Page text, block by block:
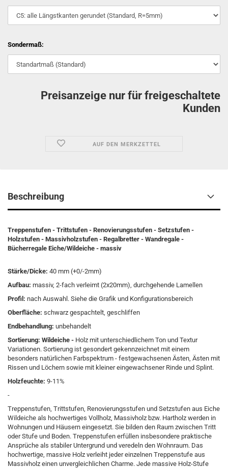
Sondermaß:
Preisanzeige nur für freigeschaltete
Kunden
AUF DEN MERKZETTEL
Beschreibung
Treppenstufen - Trittstufen - Renovierungsstufen - Setzstufen -
Holzstufen - Massivholzstufen - Regalbretter - Wandregale -
Bücherregale Eiche/Wildeiche - massiv
Stärke/Dicke: 40 mm (+0/-2mm)
Aufbau: massiv, 2-fach verleimt (2x20mm), durchgehende Lamellen
Profil: nach Auswahl. Siehe die Grafik und Konfigurationsbereich
Oberfläche: schwarz gespachtelt, geschliffen
Endbehandlung: unbehandelt
Sortierung: Wildeiche - Holz mit unterschiedlichem Ton und Textur
Variationen. Sortierung ist gesondert gekennzeichnet mit einem
besonders natürlichen Farbspektrum - festgewachsenen Ästen, Ästen mit
Rissen und Löchern sowie mit kleiner eingewachsener Rinde und Splint.
Holzfeuchte: 9-11%
-
Treppenstufen, Trittstufen, Renovierungsstufen und Setzstufen aus Eiche
Wildeiche als hochwertiges Vollholz, Massivholz bzw. Hartholz werden in
Wohnungen und Häusern eingesetzt. Sie bilden den Raum zwischen Tritt
oder Stufe und Boden. Treppenstufen erfüllen insbesondere praktische
Ansprüche als stabiler Untergrund und veredeln den Wohnraum. Das
hochwertige, massive Holz verleiht jeder einzelnen Treppenstufe aus
Massivholz einen unvergleichlichen Charme. Jede massive Holz-Stufe